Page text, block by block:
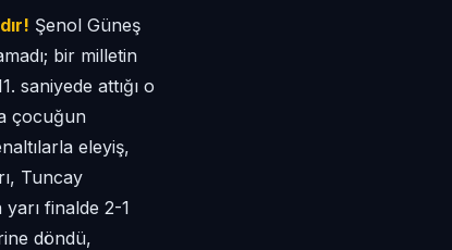
Şenol Güneş
bir milletin
saniyede attığı o
çocuğun
eleyiş,
Tuncay
finalde 2-1
döndü,